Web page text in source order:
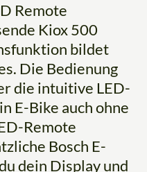
Remote
Kiox 500
bildet
Die Bedienung
die intuitive LED-
E-Bike auch ohne
Remote
Bosch E-
dein Display und